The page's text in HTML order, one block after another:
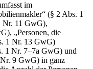
im
(§ 2 Abs. 1
Nr. 11 GwG),
„Personen, die
1 Nr. 13 GwG)
1 Nr. 7–7a GwG) und
9 GwG) in ganz